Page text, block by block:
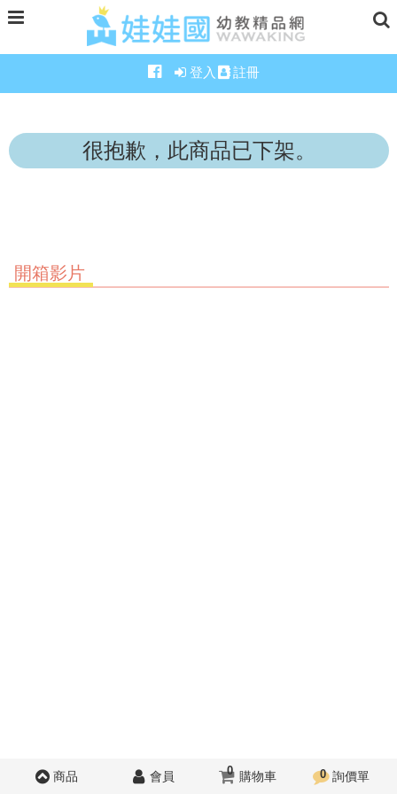
登入 註冊
很抱歉，此商品已下架。
開箱影片
商品 會員 0 購物車 0 詢價單